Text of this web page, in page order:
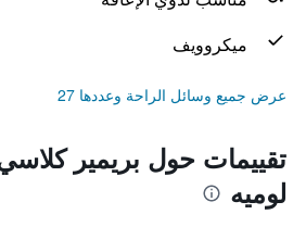
ميكروويف
عرض جميع وسائل الراحة وعددها 27
تقييمات حول بريمير
لوميه